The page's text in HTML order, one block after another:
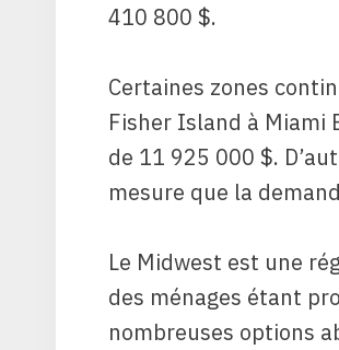
410 800 $.
Certaines zones
Fisher Island à Miami
de 11 925 000 $.
mesure que la
Le Midwest est une
des ménages étant
nombreuses options